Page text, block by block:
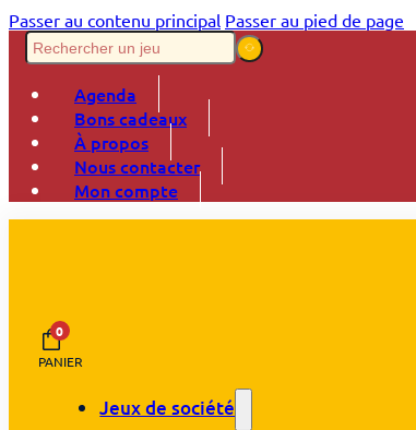
Passer au contenu principal Passer au pied de page
Agenda
Bons cadeaux
À propos
Nous contacter
Mon compte
0
PANIER
Jeux de société